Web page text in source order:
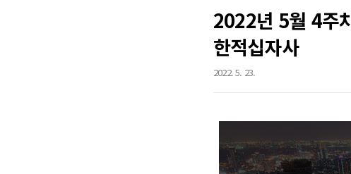
2022년 5월 4주
한적십자사
2022. 5. 23.